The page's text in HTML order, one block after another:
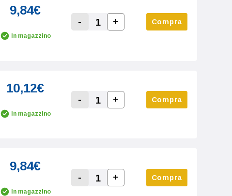
9,84€
In magazzino Decrease Quantity:
-
Increase Quantity:
+ Compra
10,12€
In magazzino Decrease Quantity:
-
Increase Quantity:
+ Compra
9,84€
In magazzino Decrease Quantity:
-
Increase Quantity:
+ Compra